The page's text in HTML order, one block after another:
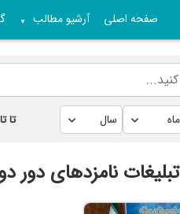
صفحه اصلی آرشیو مطالب ▼
تا
نامزدهای دور